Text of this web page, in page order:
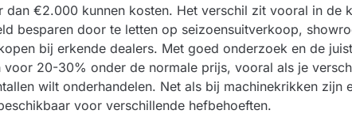
dan €2.000 kunnen kosten. Het verschil zit vooral in de
besparen door te letten op seizoensuitverkoop,
bij erkende dealers. Met goed onderzoek en de
voor 20-30% onder de normale prijs, vooral als je
wilt onderhandelen. Net als bij machinekrikken zijn
voor verschillende hefbehoeften.